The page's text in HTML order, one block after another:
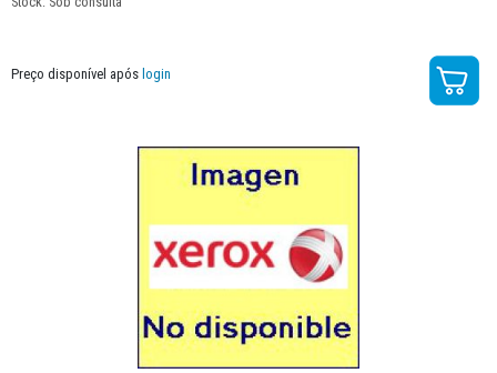
Preço disponível após login